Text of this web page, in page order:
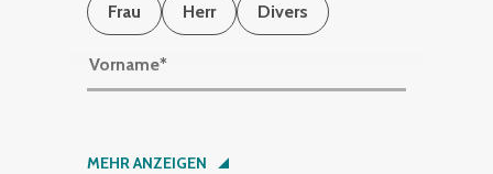
Frau
Herr Divers
Vorname*
Nachname*
MEHR ANZEIGEN